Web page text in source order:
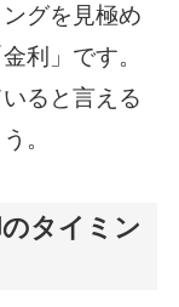
グを見極め
利」です。
ると言える
。
タイミン